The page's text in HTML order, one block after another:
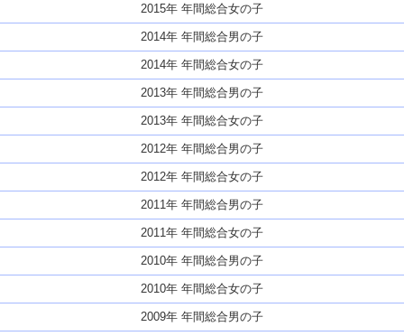
2015年 年間総合女の子
2014年 年間総合男の子
2014年 年間総合女の子
2013年 年間総合男の子
2013年 年間総合女の子
2012年 年間総合男の子
2012年 年間総合女の子
2011年 年間総合男の子
2011年 年間総合女の子
2010年 年間総合男の子
2010年 年間総合女の子
2009年 年間総合男の子